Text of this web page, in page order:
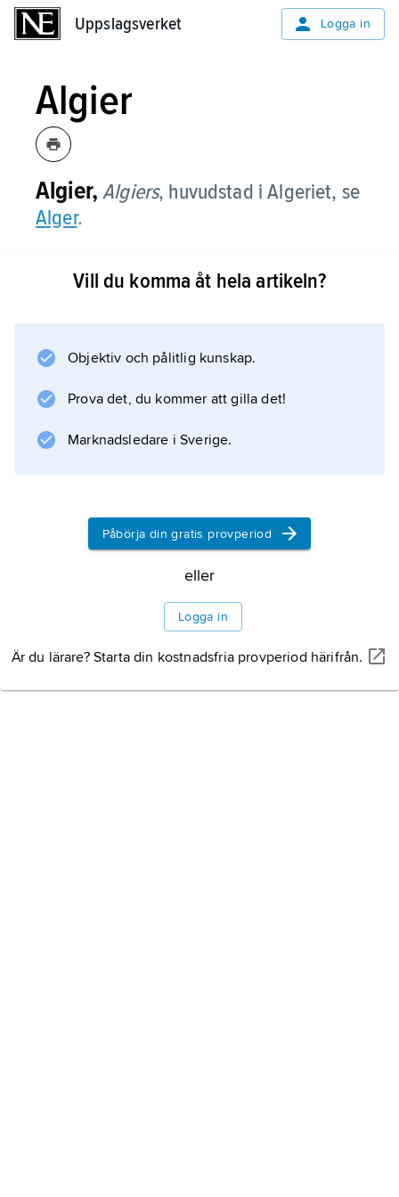
Uppslagsverket Logga in
Algier
Algier, Algiers, huvudstad i Algeriet, se
Alger.
Vill du komma åt hela artikeln?
Objektiv och pålitlig kunskap.
Prova det, du kommer att gilla det!
Marknadsledare i Sverige.
Påbörja din gratis provperiod
eller
Logga in
Är du lärare? Starta din kostnadsfria provperiod härifrån.